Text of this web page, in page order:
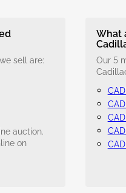
sell are:
auction.
on
What
Our 5